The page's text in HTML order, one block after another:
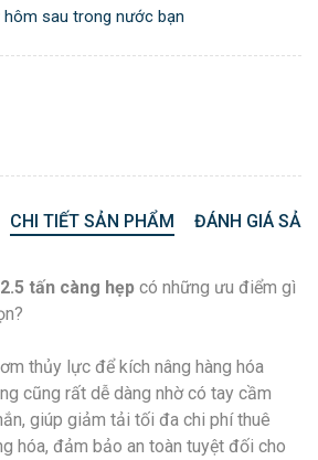
hôm sau trong nước bạn
CHI TIẾT SẢN PHẨM ĐÁNH GIÁ
tấn càng hẹp có những ưu điểm gì
thủy lực để kích nâng hàng hóa
cũng rất dễ dàng nhờ có tay cầm
giúp giảm tải tối đa chi phí thuê
hóa, đảm bảo an toàn tuyệt đối cho